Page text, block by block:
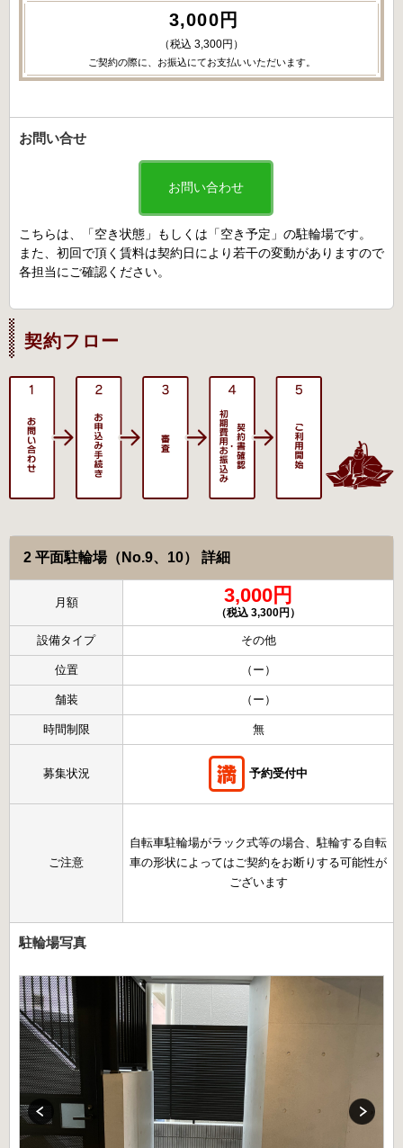
3,000円
（税込 3,300円）
ご契約の際に、お振込にてお支払いいただいます。
お問い合せ
お問い合わせ
こちらは、「空き状態」もしくは「空き予定」の駐輪場です。
また、初回で頂く賃料は契約日により若干の変動がありますので
各担当にご確認ください。
契約フロー
2 平面駐輪場（No.9、10） 詳細
月額 3,000円
（税込 3,300円）
設備タイプ その他
位置 （ー）
舗装 （ー）
時間制限 無
募集状況 予約受付中
ご注意
自転車駐輪場がラック式等の場合、駐輪する自転
車の形状によってはご契約をお断りする可能性が
ございます
駐輪場写真